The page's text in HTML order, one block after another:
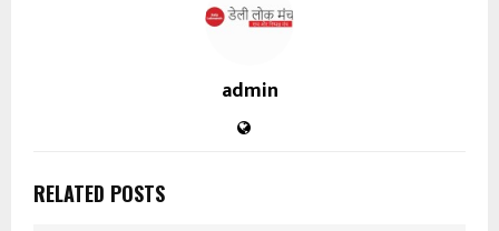
admin
RELATED POSTS